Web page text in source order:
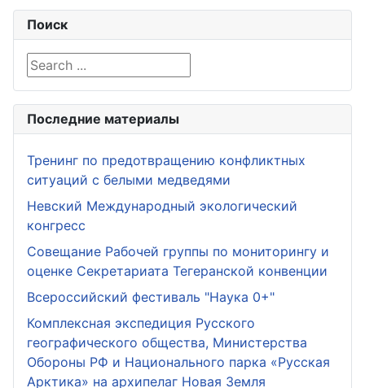
Поиск
Search ...
Последние материалы
Тренинг по предотвращению конфликтных
ситуаций с белыми медведями
Невский Международный экологический
конгресс
Совещание Рабочей группы по мониторингу и
оценке Секретариата Тегеранской конвенции
Всероссийский фестиваль "Наука 0+"
Комплексная экспедиция Русского
географического общества, Министерства
Обороны РФ и Национального парка «Русская
Арктика» на архипелаг Новая Земля